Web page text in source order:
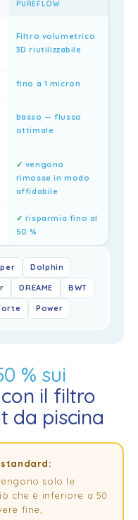
% sui
il filtro
da piscina
solo le
che è inferiore a 50
fine,
PUREFLOW
Filtro volumetrico
3D riutilizzabile
fino a 1 micron
basso — flusso
ottimale
✓ vengono
rimosse in modo
affidabile
✓ risparmia fino al
50 %
Dolphin
DREAME BWT
Power